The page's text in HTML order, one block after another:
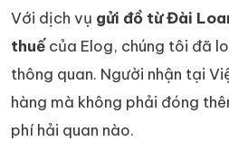
Với dịch vụ gửi đồ từ Đài
thuếcủa Elog, chúng tôi đã
thông quan. Người nhận tại
hàng mà không phải đóng
phí hải quan nào.